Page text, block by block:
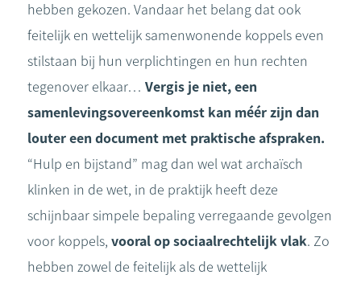
hebben gekozen. Vandaar het belang dat ook
feitelijk en wettelijk samenwonende koppels even
stilstaan bij hun verplichtingen en hun rechten
tegenover elkaar… Vergis je niet, een
samenlevingsovereenkomst kan méér zijn dan
louter een document met praktische afspraken.
“Hulp en bijstand” mag dan wel wat archaïsch
klinken in de wet, in de praktijk heeft deze
schijnbaar simpele bepaling verregaande gevolgen
voor koppels, vooral op sociaalrechtelijk vlak. Zo
hebben zowel de feitelijk als de wettelijk